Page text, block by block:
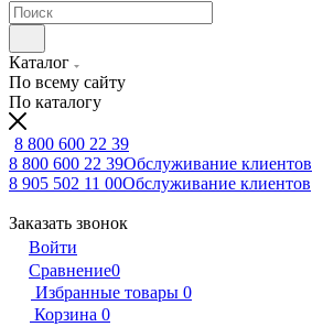
Каталог
По всему сайту
По каталогу
8 800 600 22 39
8 800 600 22 39Обслуживание клиентов
8 905 502 11 00Обслуживание клиентов
Заказать звонок
Войти
Сравнение0
Избранные товары 0
Корзина 0